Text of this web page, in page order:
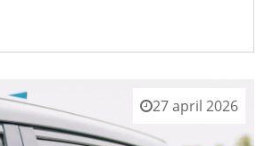
27 april 2026